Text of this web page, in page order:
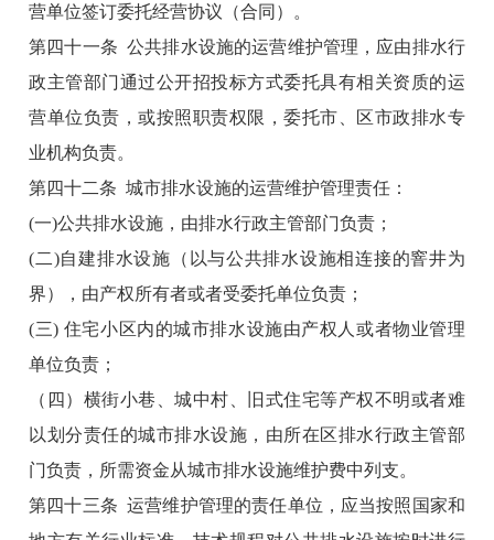
营单位签订委托经营协议（合同）。
第四十一条 公共排水设施的运营维护管理，应由排水行
政主管部门通过公开招投标方式委托具有相关资质的运
营单位负责，或按照职责权限，委托市、区市政排水专
业机构负责。
第四十二条 城市排水设施的运营维护管理责任：
(一)公共排水设施，由排水行政主管部门负责；
(二)自建排水设施（以与公共排水设施相连接的窨井为
界），由产权所有者或者受委托单位负责；
(三) 住宅小区内的城市排水设施由产权人或者物业管理
单位负责；
（四）横街小巷、城中村、旧式住宅等产权不明或者难
以划分责任的城市排水设施，由所在区排水行政主管部
门负责，所需资金从城市排水设施维护费中列支。
第四十三条 运营维护管理的责任单位，应当按照国家和